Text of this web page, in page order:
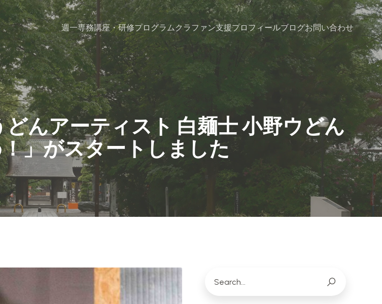
週一専務講座・研修プログラムクラファン支援プロフィールブログお問い合わせ
んアーティスト 白麺士 小野ウどん
」がスタートしました